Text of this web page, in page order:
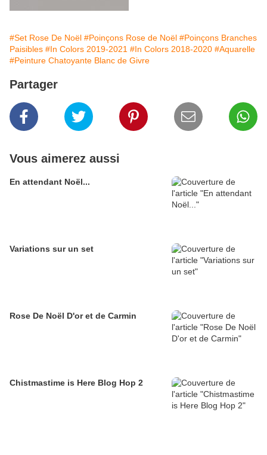
#Set Rose De Noël #Poinçons Rose de Noël #Poinçons Branches
Paisibles #In Colors 2019-2021 #In Colors 2018-2020 #Aquarelle
#Peinture Chatoyante Blanc de Givre
Partager
Vous aimerez aussi
En attendant Noël...
Variations sur un set
Rose De Noël D'or et de Carmin
Chistmastime is Here Blog Hop 2